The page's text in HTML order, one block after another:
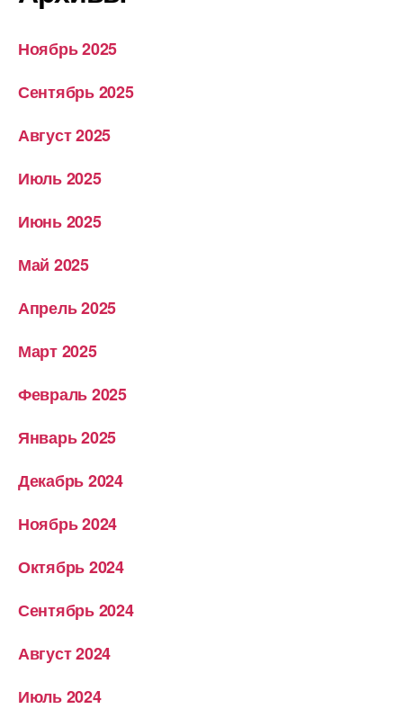
Ноябрь 2025
Сентябрь 2025
Август 2025
Июль 2025
Июнь 2025
Май 2025
Апрель 2025
Март 2025
Февраль 2025
Январь 2025
Декабрь 2024
Ноябрь 2024
Октябрь 2024
Сентябрь 2024
Август 2024
Июль 2024